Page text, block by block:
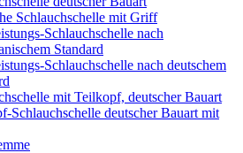
Schlauchschelle mit Griff
Schlauchschelle nach
Standard
Schlauchschelle nach deutschem
mit Teilkopf, deutscher Bauart
Schlauchschelle deutscher Bauart mit